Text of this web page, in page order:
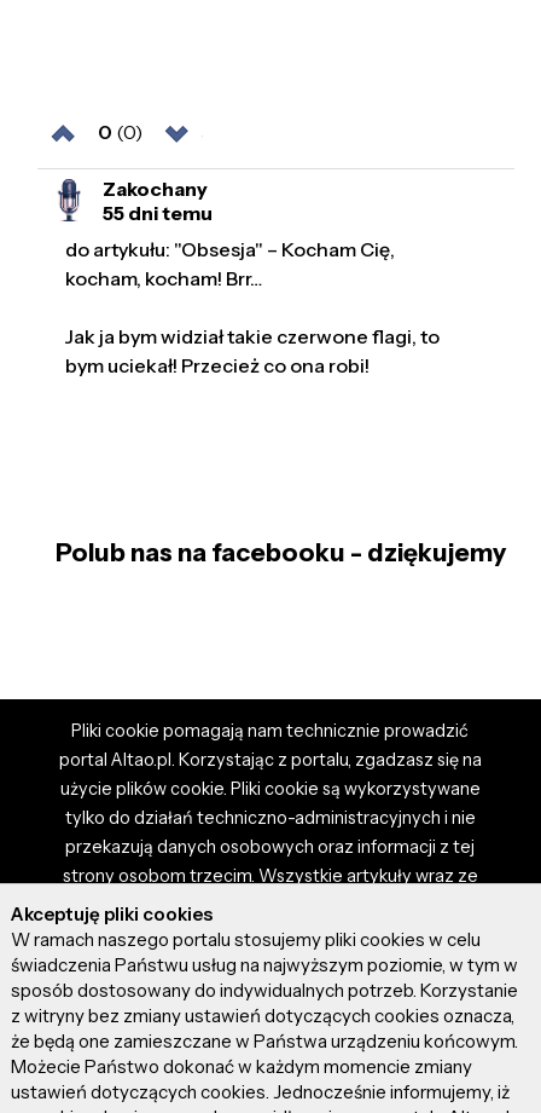
0 (0)
Zakochany
55 dni temu
do artykułu: "Obsesja" – Kocham Cię,
kocham, kocham! Brr…
Jak ja bym widział takie czerwone flagi, to
bym uciekał! Przecież co ona robi!
Polub nas na facebooku - dziękujemy
Pliki cookie pomagają nam technicznie prowadzić
portal Altao.pl. Korzystając z portalu, zgadzasz się na
użycie plików cookie. Pliki cookie są wykorzystywane
tylko do działań techniczno-administracyjnych i nie
przekazują danych osobowych oraz informacji z tej
strony osobom trzecim. Wszystkie artykuły wraz ze
zdjęciami i materiałami dostępnymi na portalu są
własnością użytkowników. Administrator i właściciel
portalu nie ponosi odpowiedzialności za tresci
prezentowane przez autorów artykułów. Dodając
artykuł, zgadzasz się z regulaminem portalu oraz
ponosisz odpowiedzialność za wszystkie materiały
umieszczone przez Ciebie na stronie altao.pl.
Szczegóły dostępne w regulaminie portalu.
Akceptuję pliki cookies
W ramach naszego portalu stosujemy pliki cookies w celu
świadczenia Państwu usług na najwyższym poziomie, w tym w
sposób dostosowany do indywidualnych potrzeb. Korzystanie
z witryny bez zmiany ustawień dotyczących cookies oznacza,
że będą one zamieszczane w Państwa urządzeniu końcowym.
Możecie Państwo dokonać w każdym momencie zmiany
ustawień dotyczących cookies. Jednocześnie informujemy, iż